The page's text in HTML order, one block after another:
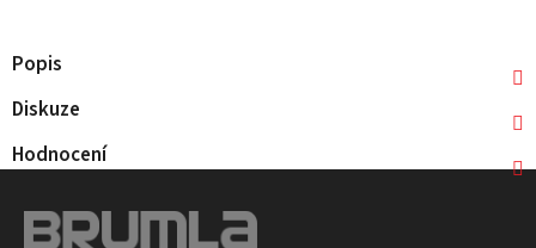
Popis
Diskuze
Hodnocení